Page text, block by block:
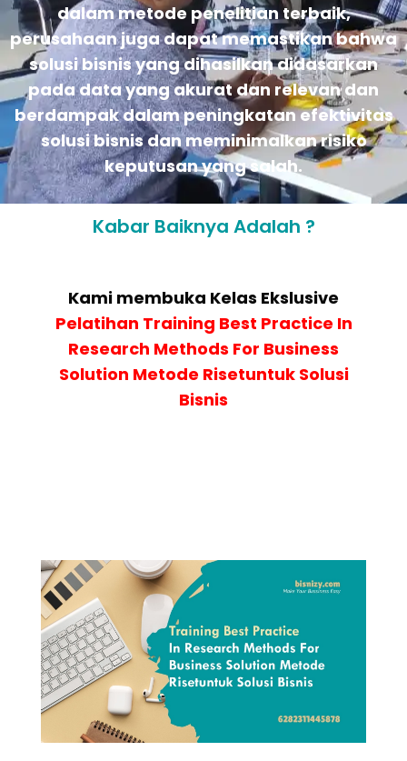
dalam metode penelitian terbaik,
perusahaan juga dapat memastikan bahwa
solusi bisnis yang dihasilkan didasarkan
pada data yang akurat dan relevan dan
berdampak dalam peningkatan efektivitas
solusi bisnis dan meminimalkan risiko
keputusan yang salah.
Kabar Baiknya Adalah ?
Kami membuka Kelas Ekslusive
Pelatihan Training Best Practice In
Research Methods For Business
Solution Metode Risetuntuk Solusi
Bisnis